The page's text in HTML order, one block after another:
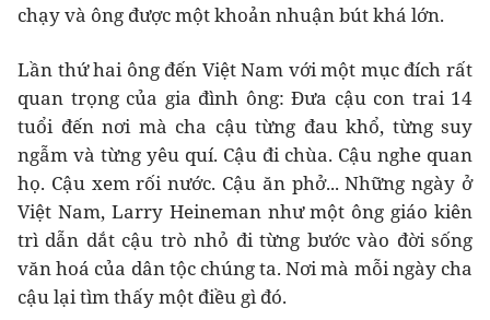
chạy và ông được một khoản nhuận bút khá lớn.
Lần thứ hai ông đến Việt Nam với một mục đích rất
quan trọng của gia đình ông: Đưa cậu con trai 14
tuổi đến nơi mà cha cậu từng đau khổ, từng suy
ngẫm và từng yêu quí. Cậu đi chùa. Cậu nghe quan
họ. Cậu xem rối nước. Cậu ăn phở... Những ngày ở
Việt Nam, Larry Heineman như một ông giáo kiên
trì dẫn dắt cậu trò nhỏ đi từng bước vào đời sống
văn hoá của dân tộc chúng ta. Nơi mà mỗi ngày cha
cậu lại tìm thấy một điều gì đó.